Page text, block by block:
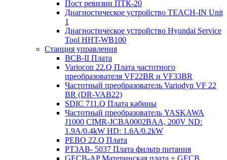
Пост ревизии ПТК-20
Диагностическое устройство TEACH-IN Unit
1
Диагностическое устройство Hyundai Service
Tool HHT-WB100
Станция управления
BCB-II Плата
Variocon 22.Q Плата частотного
преобразователя VF22BR и VF33BR
Частотный преобразователь Variodyn VF 22
BR (DR-VAB22)
SDIC 711.Q Плата кабины
Частотный преобразователь YASKAWA
J1000 CIMR-JCBA0002BAA, 200V ND:
1.9A/0.4kW HD: 1.6A/0.2kW
PEBO 22.Q Плата
РТ3АВ- 5037 Плата фильтр питания
GECB-AP Материнская плата + GECB